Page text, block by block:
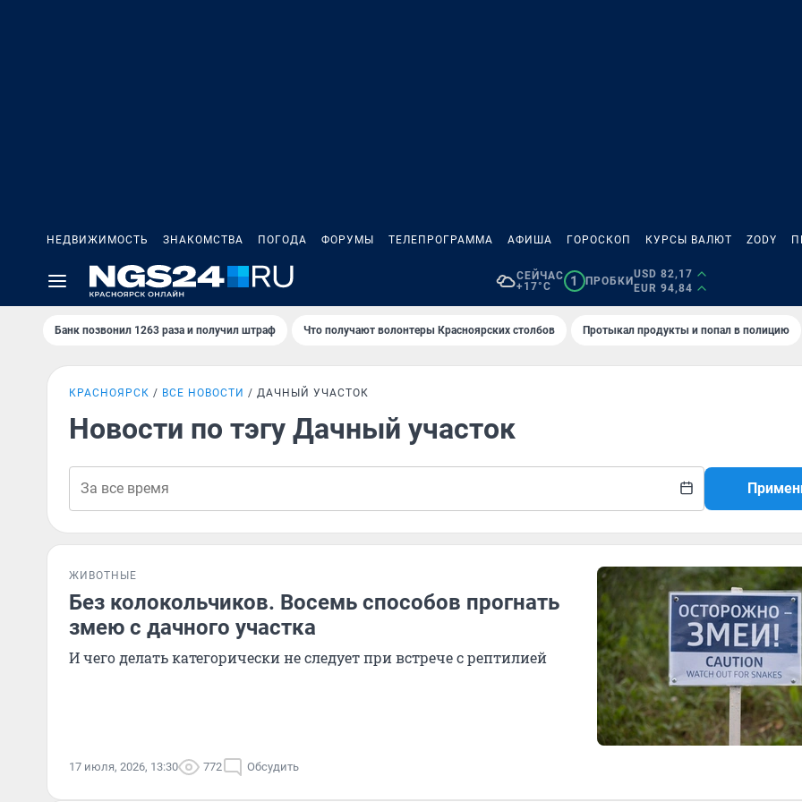
НЕДВИЖИМОСТЬ ЗНАКОМСТВА ПОГОДА ФОРУМЫ ТЕЛЕПРОГРАММА АФИША ГОРОСКОП КУРСЫ ВАЛЮТ ZODY
СЕЙЧАС
+17°C
1 ПРОБКИ
USD 82,17
EUR 94,84
Банк позвонил 1263 раза и получил штраф Что получают волонтеры Красноярских столбов Протыкал продукты и попал в полицию
КРАСНОЯРСК ВСЕ НОВОСТИ ДАЧНЫЙ УЧАСТОК
Новости по тэгу Дачный участок
ЖИВОТНЫЕ
Без колокольчиков. Восемь способов прогнать
змею с дачного участка
И чего делать категорически не следует при встрече с рептилией
17 июля, 2026, 13:30 772 Обсудить